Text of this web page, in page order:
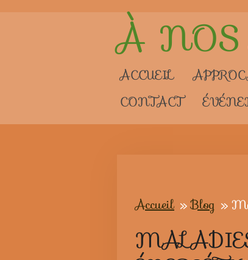
À
ACCUEIL
CONTACT
Accueil » Blog »